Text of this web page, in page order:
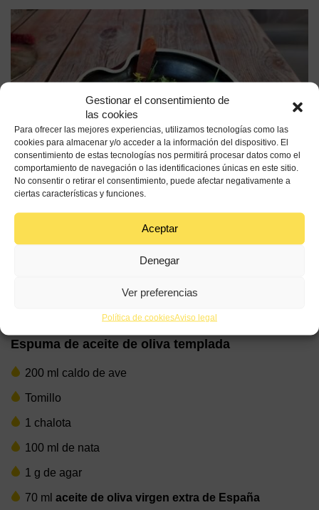
Gestionar el consentimiento de
las cookies
Para ofrecer las mejores experiencias, utilizamos tecnologías como las
cookies para almacenar y/o acceder a la información del dispositivo. El
consentimiento de estas tecnologías nos permitirá procesar datos como el
comportamiento de navegación o las identificaciones únicas en este sitio.
No consentir o retirar el consentimiento, puede afectar negativamente a
ciertas características y funciones.
Aceptar
Denegar
Ver preferencias
Política de cookiesAviso legal
Ingredientes
Espuma de aceite de oliva templada
200 ml caldo de ave
Tomillo
1 chalota
100 ml de nata
1 g de agar
70 ml aceite de oliva virgen extra de España